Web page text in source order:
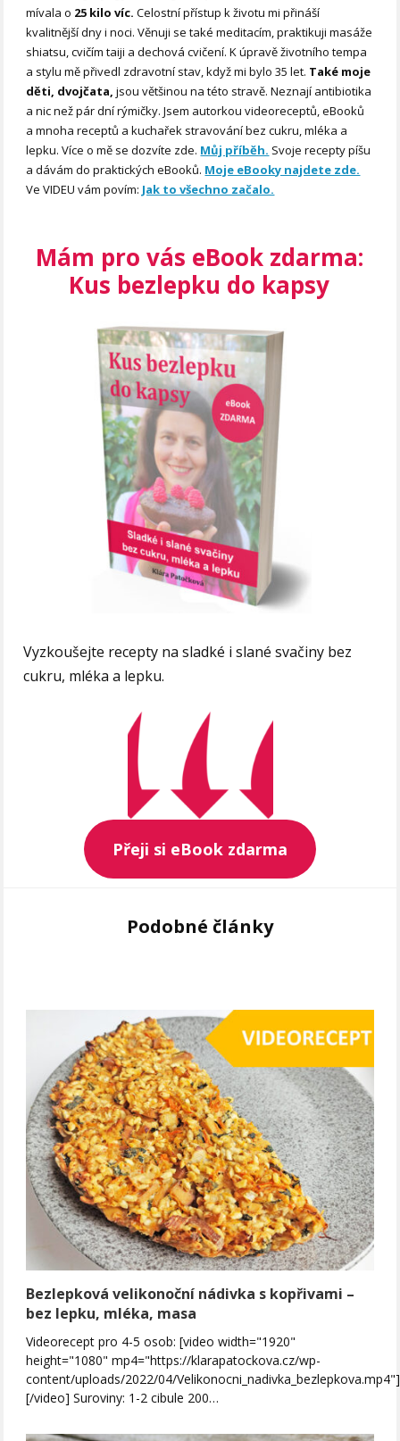
mívala o 25 kilo víc. Celostní přístup k životu mi přináší
kvalitnější dny i noci. Věnuji se také meditacím, praktikuji masáže
shiatsu, cvičím taiji a dechová cvičení. K úpravě životního tempa
a stylu mě přivedl zdravotní stav, když mi bylo 35 let. Také moje
děti, dvojčata, jsou většinou na této stravě. Neznají antibiotika
a nic než pár dní rýmičky. Jsem autorkou videoreceptů, eBooků
a mnoha receptů a kuchařek stravování bez cukru, mléka a
lepku. Více o mě se dozvíte zde. Můj příběh. Svoje recepty píšu
a dávám do praktických eBooků. Moje eBooky najdete zde.
Ve VIDEU vám povím: Jak to všechno začalo.
Mám pro vás eBook zdarma:
Kus bezlepku do kapsy
Vyzkoušejte recepty na sladké i slané svačiny bez
cukru, mléka a lepku.
Přeji si eBook zdarma
Podobné články
Bezlepková velikonoční nádivka s kopřivami –
bez lepku, mléka, masa
Videorecept pro 4-5 osob: [video width="1920"
height="1080" mp4="https://klarapatockova.cz/wp-
content/uploads/2022/04/Velikonocni_nadivka_bezlepkova.mp4"]
[/video] Suroviny: 1-2 cibule 200…